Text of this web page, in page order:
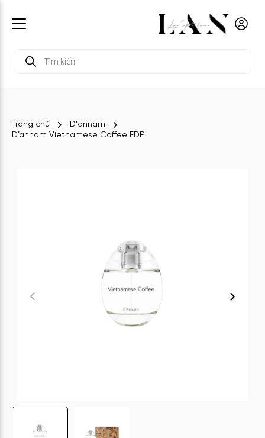
kiếm
Trang chủ
D'annam
D’annam Vietnamese Coffee EDP